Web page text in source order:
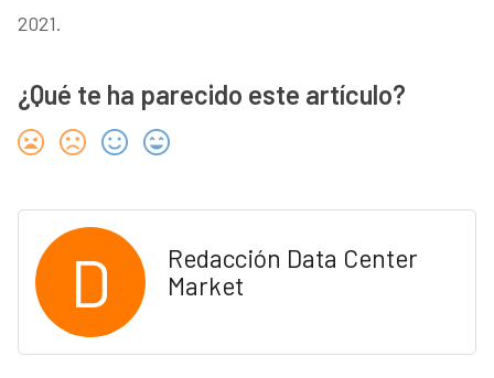
2021.
¿Qué te ha parecido este artículo?
D
Redacción Data Center
Market